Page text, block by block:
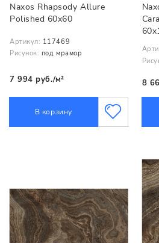
Naxos Rhapsody Allure
Polished 60x60
Артикул: 117469
Рисунок: под мрамор
7 994 руб./м²
В корзину
8